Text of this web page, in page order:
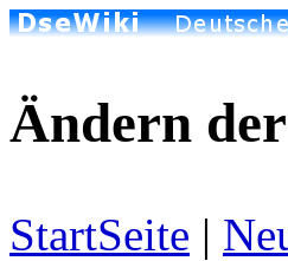
Ändern
StartSeite |